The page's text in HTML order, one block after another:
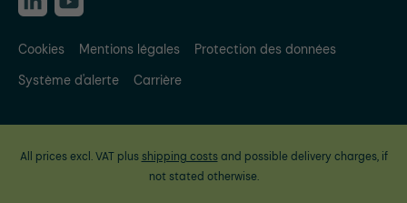
Cookies Mentions légales
Protection des données
Système d'alerte
Carrière
All prices excl. VAT plus shipping costsand possible delivery charges, if
not stated otherwise.